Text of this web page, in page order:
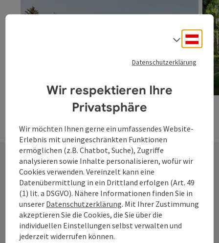
TOP-Ausflugsziele
rund um die
Landesgartenschau
Datenschutzerklärung
Wir respektieren Ihre
Privatsphäre
Wir möchten Ihnen gerne ein umfassendes Website-
Erlebnis mit uneingeschränkten Funktionen
ermöglichen (z.B. Chatbot, Suche), Zugriffe
analysieren sowie Inhalte personalisieren, wofür wir
Cookies verwenden. Vereinzelt kann eine
Datenübermittlung in ein Drittland erfolgen (Art. 49
(1) lit. a DSGVO). Nähere Informationen finden Sie in
unserer Datenschutzerklärung. Mit Ihrer Zustimmung
akzeptieren Sie die Cookies, die Sie über die
individuellen Einstellungen selbst verwalten und
jederzeit widerrufen können.